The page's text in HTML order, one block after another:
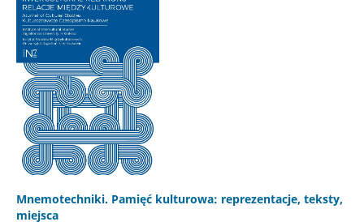
Mnemotechniki. Pamięć kulturowa: reprezentacje, teksty,
miejsca